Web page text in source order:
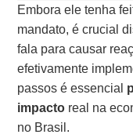
Embora ele tenha
mandato, é crucial
fala para causar
efetivamente
passos é essencial
impacto real na
no Brasil.